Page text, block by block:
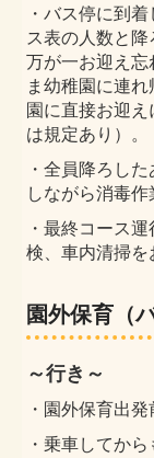
・バス停に到
ス表の人数と降
万が一お迎え
ま幼稚園に連
園に直接お迎
は規定あり）。
・全員降ろし
しながら消毒作
・最終コース
検、車内清掃を
園外保育（
～行き～
・園外保育出発
・ 乗車してから